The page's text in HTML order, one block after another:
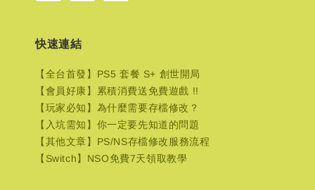
快速連結
【全台首發】PS5 套餐 S+ 創世開局
【會員好康】累積消費送免費遊戲 !!
【玩家必知】為什麼需要存檔修改？
【入坑需知】你一定要先知道的問題
【其他文章】PS/NS存檔修改服務流程
【Switch】NSO免費7天領取教學